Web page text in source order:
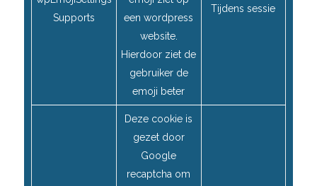
Supports
een wordpress
website.
Hierdoor ziet de
gebruiker de
emoji beter
Tijdens sessie
Deze cookie is
gezet door
Google
recaptcha om